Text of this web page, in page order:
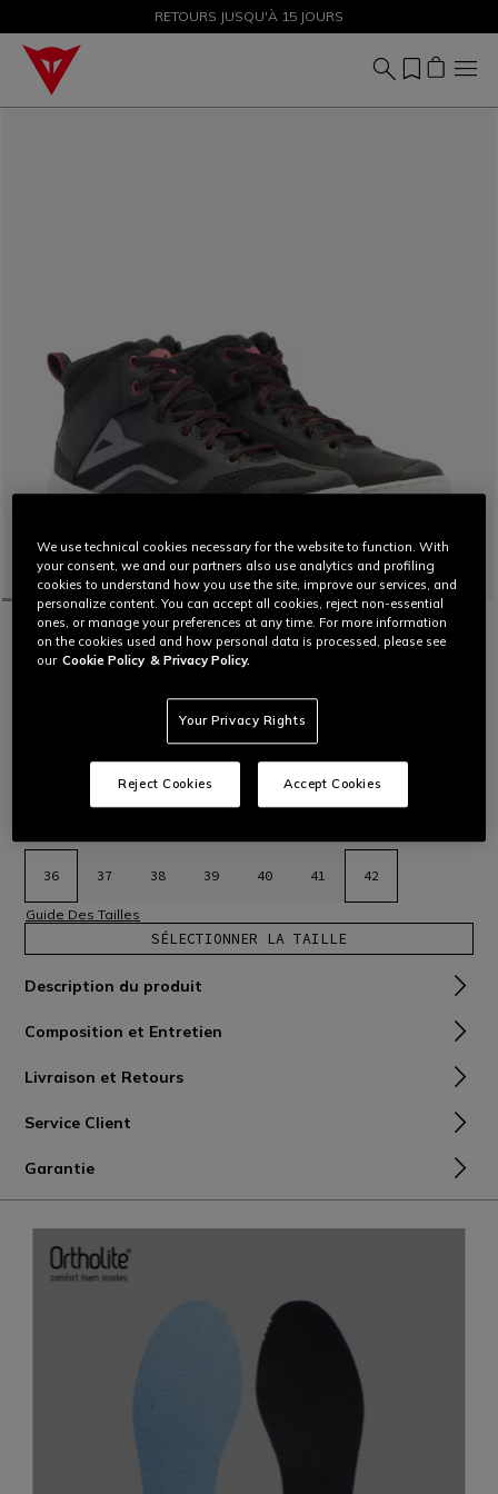
SOLDES JUSQU'À-50 % – ACHETEZ MAINTENANT
RETOURS JUSQU'À 15 JOURS
ACCUEIL MOTO FEMME CHAUSSURES TISSUS
SUBURB AIR SHOES WMN
Pratiques, ventilées et polyvalentes, pour une utilisation à
moto et ailleurs, les jours les plus chauds. Dotées d’une
semelle Groundtrax® pour un confort maximal.
36 37 38 39 40 41 42
Guide Des Tailles
SÉLECTIONNER LA TAILLE
Description du produit
Composition et Entretien
Livraison et Retours
Service Client
Garantie
We use technical cookies necessary for the website to function. With
your consent, we and our partners also use analytics and profiling
cookies to understand how you use the site, improve our services, and
personalize content. You can accept all cookies, reject non-essential
ones, or manage your preferences at any time. For more information
on the cookies used and how personal data is processed, please see
our Cookie Policy & Privacy Policy.
Your Privacy Rights
Reject Cookies Accept Cookies